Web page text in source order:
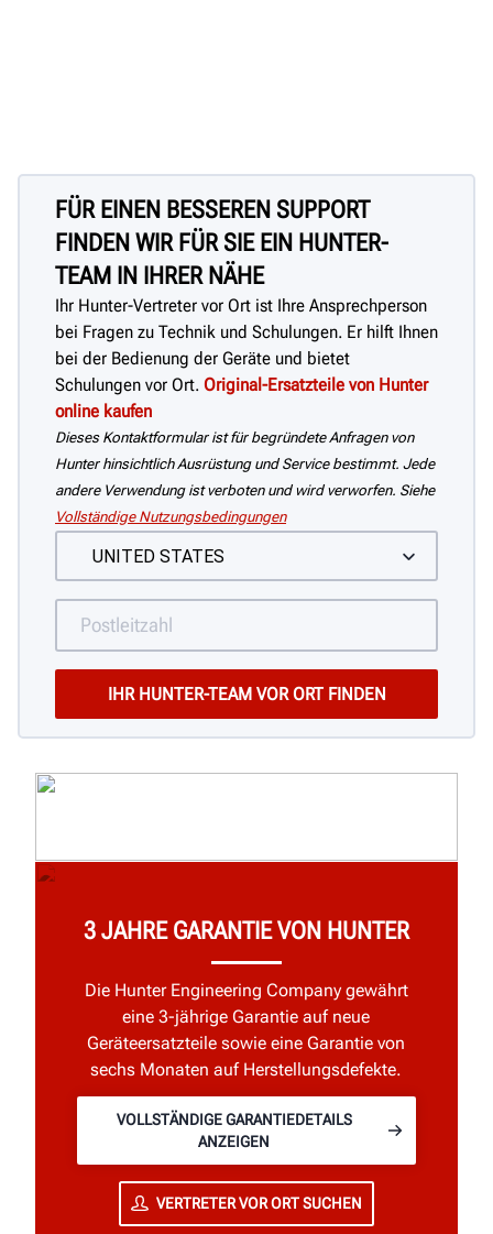
FÜR EINEN BESSEREN SUPPORT
FINDEN WIR FÜR SIE EIN HUNTER-
TEAM IN IHRER NÄHE
Ihr Hunter-Vertreter vor Ort ist Ihre Ansprechperson
bei Fragen zu Technik und Schulungen. Er hilft Ihnen
bei der Bedienung der Geräte und bietet
Schulungen vor Ort. Original-Ersatzteile von Hunter
online kaufen
Dieses Kontaktformular ist für begründete Anfragen von
Hunter hinsichtlich Ausrüstung und Service bestimmt. Jede
andere Verwendung ist verboten und wird verworfen. Siehe
Vollständige Nutzungsbedingungen
3 JAHRE GARANTIE VON HUNTER
Die Hunter Engineering Company gewährt
eine 3-jährige Garantie auf neue
Geräteersatzteile sowie eine Garantie von
sechs Monaten auf Herstellungsdefekte.
VOLLSTÄNDIGE GARANTIEDETAILS
ANZEIGEN
VERTRETER VOR ORT SUCHEN